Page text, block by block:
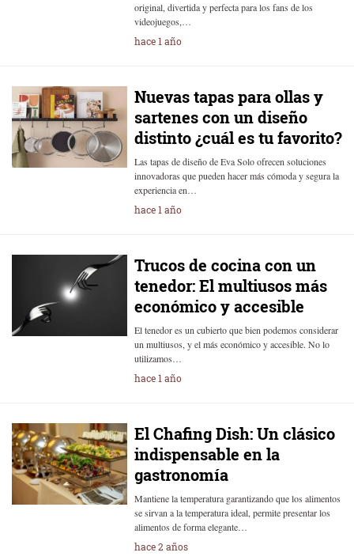
original, divertida y perfecta para los fans de los
videojuegos,…
hace 1 año
Nuevas tapas para ollas y
sartenes con un diseño
distinto ¿cuál es tu favorito?
Las tapas de diseño de Eva Solo ofrecen soluciones
innovadoras que pueden hacer más cómoda y segura la
experiencia en…
hace 1 año
Trucos de cocina con un
tenedor: El multiusos más
económico y accesible
El tenedor es un cubierto que bien podemos considerar
un multiusos, y el más económico y accesible. No lo
utilizamos…
hace 1 año
El Chafing Dish: Un clásico
indispensable en la
gastronomía
Mantiene la temperatura garantizando que los alimentos
se sirvan a la temperatura ideal, permite presentar los
alimentos de forma elegante…
hace 2 años